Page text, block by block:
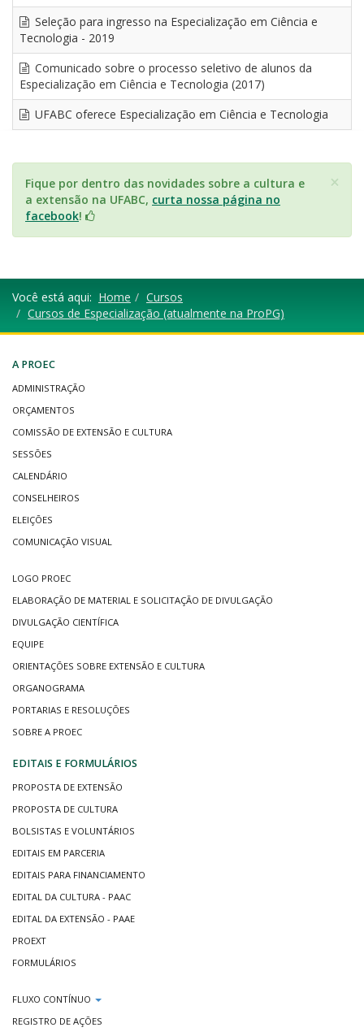
Seleção para ingresso na Especialização em Ciência e
Tecnologia - 2019
Comunicado sobre o processo seletivo de alunos da
Especialização em Ciência e Tecnologia (2017)
UFABC oferece Especialização em Ciência e Tecnologia
×
Fique por dentro das novidades sobre a cultura e
a extensão na UFABC, curta nossa página no
facebook!
Você está aqui: Home
Cursos
Cursos de Especialização (atualmente na ProPG)
A PROEC
ADMINISTRAÇÃO
ORÇAMENTOS
COMISSÃO DE EXTENSÃO E CULTURA
SESSÕES
CALENDÁRIO
CONSELHEIROS
ELEIÇÕES
COMUNICAÇÃO VISUAL
LOGO PROEC
ELABORAÇÃO DE MATERIAL E SOLICITAÇÃO DE DIVULGAÇÃO
DIVULGAÇÃO CIENTÍFICA
EQUIPE
ORIENTAÇÕES SOBRE EXTENSÃO E CULTURA
ORGANOGRAMA
PORTARIAS E RESOLUÇÕES
SOBRE A PROEC
EDITAIS E FORMULÁRIOS
PROPOSTA DE EXTENSÃO
PROPOSTA DE CULTURA
BOLSISTAS E VOLUNTÁRIOS
EDITAIS EM PARCERIA
EDITAIS PARA FINANCIAMENTO
EDITAL DA CULTURA - PAAC
EDITAL DA EXTENSÃO - PAAE
PROEXT
FORMULÁRIOS
FLUXO CONTÍNUO
REGISTRO DE AÇÕES